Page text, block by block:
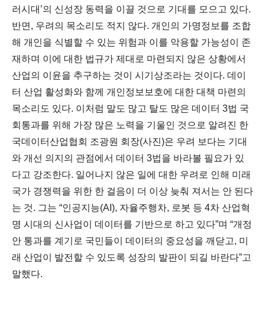
러시대’의 신성장 동력을 이끌 것으로 기대를 모으고 있다.
반면, 우려의 목소리도 적지 않다. 개인의 가명정보를 조합
해 개인을 식별할 수 있는 위험과 이를 악용할 가능성이 존
재하며 이에 대한 법규가 제대로 마련되지 않은 상황에서
산업의 이윤을 추구하는 것이 시기상조라는 것이다. 데이
터 산업 활성화와 함께 개인정보보호에 대한 대책 마련의
목소리도 있다. 이처럼 말도 많고 탈도 많은 데이터 3법 국
회통과를 위해 가장 많은 노력을 기울인 것으로 알려진 한
국데이터산업협회 조광원 회장(사진)은 우려 보다는 기대
와 개선 의지의 관점에서 데이터 3법을 바라볼 필요가 있
다고 강조한다. 일어나지 않은 일에 대한 우려로 인해 미래
국가 경쟁력을 위한 한 걸음이 더 이상 늦춰 져서는 안 된다
는 것. 그는 “인공지능(AI), 자율주행차, 로봇 등 4차 산업혁
명 시대의 신사업이 데이터를 기반으로 하고 있다”며 “개정
안 통과를 계기로 국민들이 데이터의 중요성을 깨닫고, 미
래 산업이 발전할 수 있도록 성장의 발판이 되길 바란다”고
말했다.